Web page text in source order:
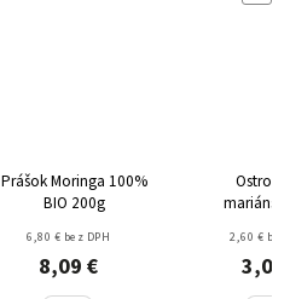
Prášok Moringa 100%
BIO 200g
6,80 € bez DPH
8,09 €
2,60 € bez
3,09